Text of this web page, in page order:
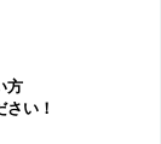
方
い！